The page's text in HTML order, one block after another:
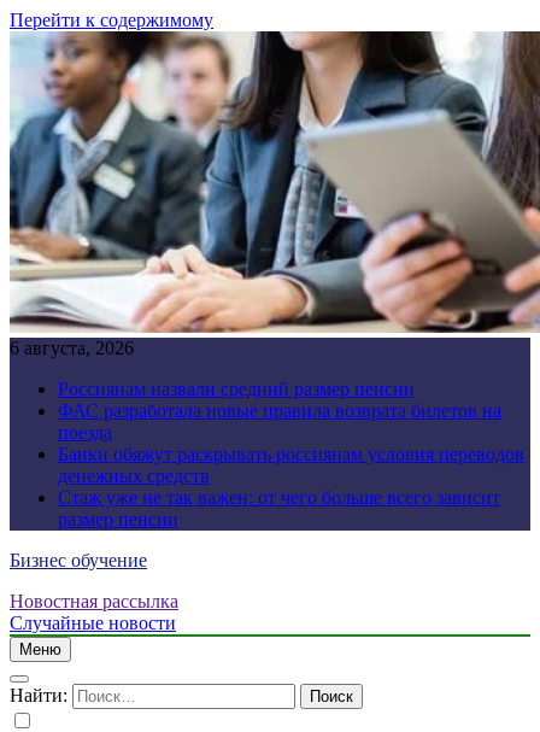
Перейти к содержимому
6 августа, 2026
Россиянам назвали средний размер пенсии
ФАС разработала новые правила возврата билетов на
поезда
Банки обяжут раскрывать россиянам условия переводов
денежных средств
Стаж уже не так важен: от чего больше всего зависит
размер пенсии
Бизнес обучение
Новостная рассылка
Случайные новости
Меню
Найти: